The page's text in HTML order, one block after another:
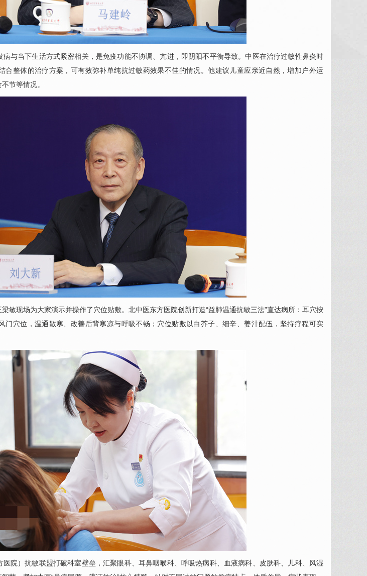
病与当下生活方式紧密相关，是免疫功能不协调、亢进，即阴阳不平衡导致。中医在治疗过敏性鼻炎时
合整体的治疗方案，可有效弥补单纯抗过敏药效果不佳的情况。他建议儿童应亲近自然，增加户外运
节等情况。
敏现场为大家演示并操作了穴位贴敷。北中医东方医院创新打造“益肺温通抗敏三法”直达病所：耳穴按
门穴位，温通散寒、改善后背寒凉与呼吸不畅；穴位贴敷以白芥子、细辛、姜汁配伍，坚持疗程可实
院）抗敏联盟打破科室壁垒，汇聚眼科、耳鼻咽喉科、 呼吸热病科、 血液病科 、皮肤科、 儿科、
风湿